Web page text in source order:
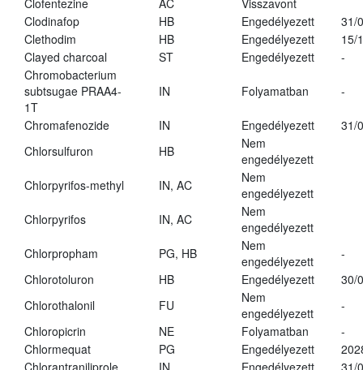
Clofentezine
AC
Visszavont
Clodinafop
HB Engedélyezett
31/
Clethodim
HB Engedélyezett
15/
Clayed charcoal
ST Engedélyezett
-
Chromobacterium
subtsugae PRAA4-
1T
IN Folyamatban -
Chromafenozide IN Engedélyezett
31/
Chlorsulfuron
HB
Nem
engedélyezett
Chlorpyrifos-methyl
IN, AC
Nem
engedélyezett
Chlorpyrifos
IN, AC
Nem
engedélyezett
Chlorpropham
PG, HB
Nem
engedélyezett
-
Chlorotoluron
HB Engedélyezett
30/
Chlorothalonil
FU
Nem
engedélyezett
-
Chloropicrin
NE Folyamatban
-
Chlormequat
PG Engedélyezett